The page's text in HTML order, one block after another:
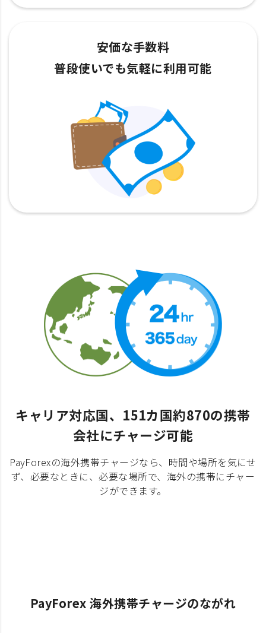
安価な手数料
普段使いでも気軽に利用可能
キャリア対応国、151カ国約870の携帯
会社にチャージ可能
PayForexの海外携帯チャージなら、時間や場所を気にせ
ず、必要なときに、必要な場所で、海外の携帯にチャー
ジができます。
PayForex 海外携帯チャージのながれ